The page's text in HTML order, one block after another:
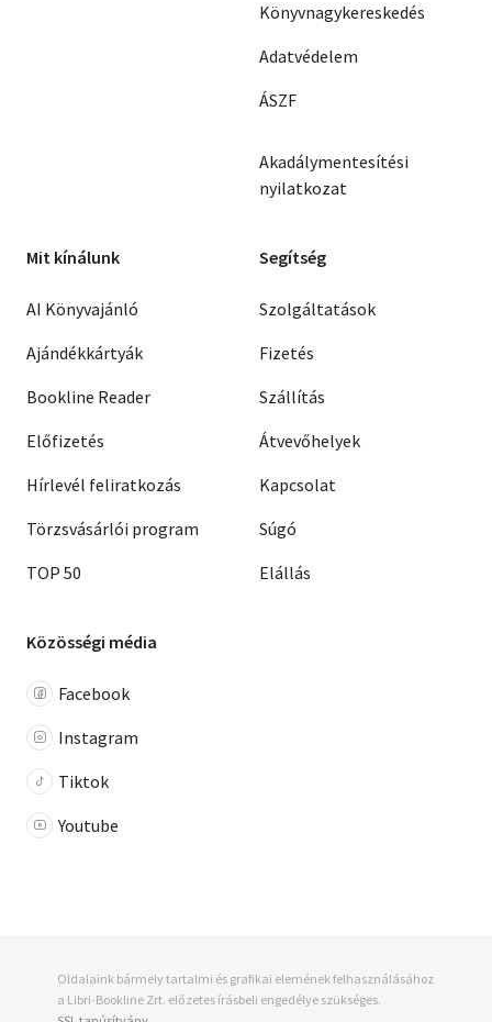
Könyvnagykereskedés
Adatvédelem
ÁSZF
Akadálymentesítési
nyilatkozat
Mit kínálunk
AI Könyvajánló
Ajándékkártyák
Bookline Reader
Előfizetés
Hírlevél feliratkozás
Törzsvásárlói program
TOP 50
Segítség
Szolgáltatások
Fizetés
Szállítás
Átvevőhelyek
Kapcsolat
Súgó
Elállás
Közösségi média
Facebook
Instagram
Tiktok
Youtube
Oldalaink bármely tartalmi és grafikai elemének felhasználásához
a Libri-Bookline Zrt. előzetes írásbeli engedélye szükséges.